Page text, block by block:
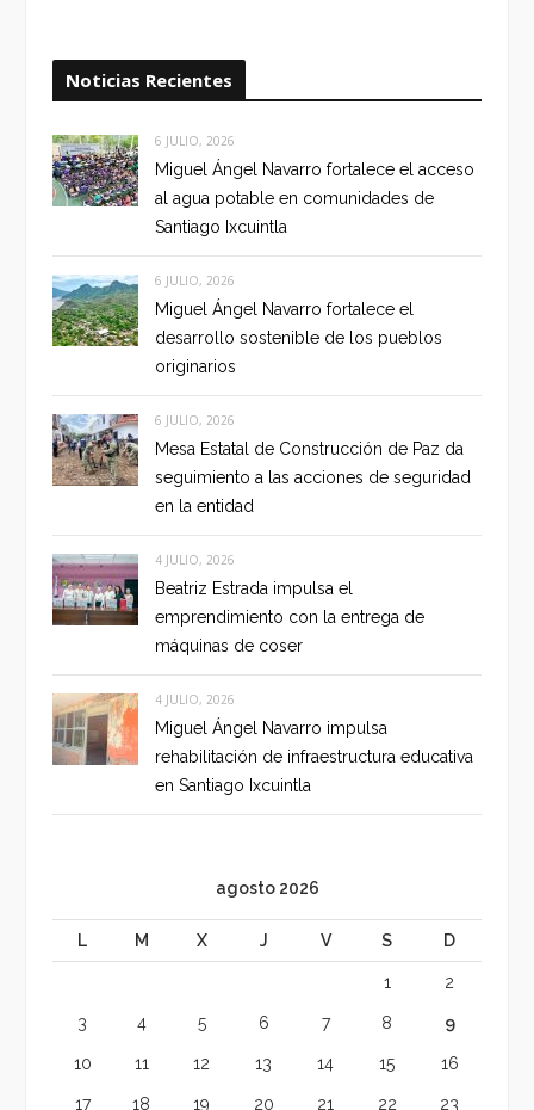
Noticias Recientes
6 JULIO, 2026
Miguel Ángel Navarro fortalece el acceso
al agua potable en comunidades de
Santiago Ixcuintla
6 JULIO, 2026
Miguel Ángel Navarro fortalece el
desarrollo sostenible de los pueblos
originarios
6 JULIO, 2026
Mesa Estatal de Construcción de Paz da
seguimiento a las acciones de seguridad
en la entidad
4 JULIO, 2026
Beatriz Estrada impulsa el
emprendimiento con la entrega de
máquinas de coser
4 JULIO, 2026
Miguel Ángel Navarro impulsa
rehabilitación de infraestructura educativa
en Santiago Ixcuintla
agosto 2026
L M X J V S D
1 2
3 4 5 6 7 8 9
10 11 12 13 14 15 16
17 18 19 20 21 22 23